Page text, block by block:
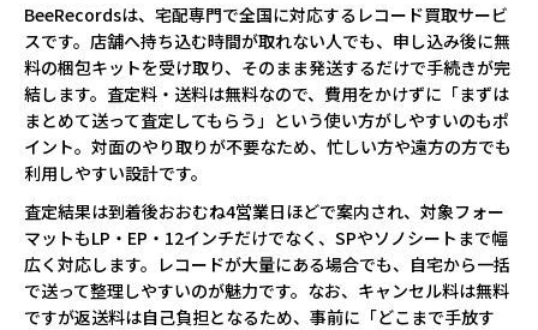
BeeRecordsは、宅配専門で全国に対応するレコード買取サービ
スです。店舗へ持ち込む時間が取れない人でも、申し込み後に無
料の梱包キットを受け取り、そのまま発送するだけで手続きが完
結します。査定料・送料は無料なので、費用をかけずに「まずは
まとめて送って査定してもらう」という使い方がしやすいのもポ
イント。対面のやり取りが不要なため、忙しい方や遠方の方でも
利用しやすい設計です。
査定結果は到着後おおむね4営業日ほどで案内され、対象フォー
マットもLP・EP・12インチだけでなく、SPやソノシートまで幅
広く対応します。レコードが大量にある場合でも、自宅から一括
で送って整理しやすいのが魅力です。なお、キャンセル料は無料
ですが返送料は自己負担となるため、事前に「どこまで手放す